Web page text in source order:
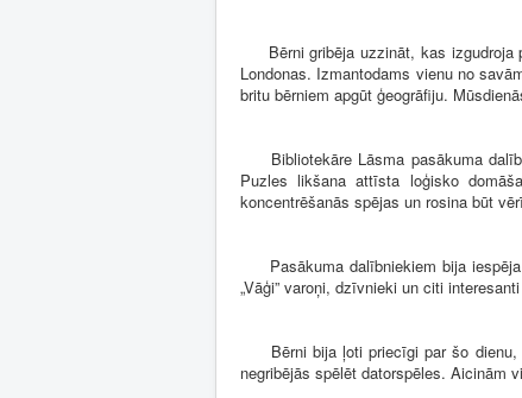
Bērni gribēja uzzināt, kas izgudroja
Londonas. Izmantodams vienu no
britu bērniem apgūt ģeogrāfiju.
Bibliotekāre Lāsma pasākuma
Puzles likšana attīsta loģisko
koncentrēšanās spējas un rosina būt
Pasākuma dalībniekiem bija iespēja
„Vāģi” varoņi, dzīvnieki un citi
Bērni bija ļoti priecīgi par šo dienu,
negribējās spēlēt datorspēles. Aicinām